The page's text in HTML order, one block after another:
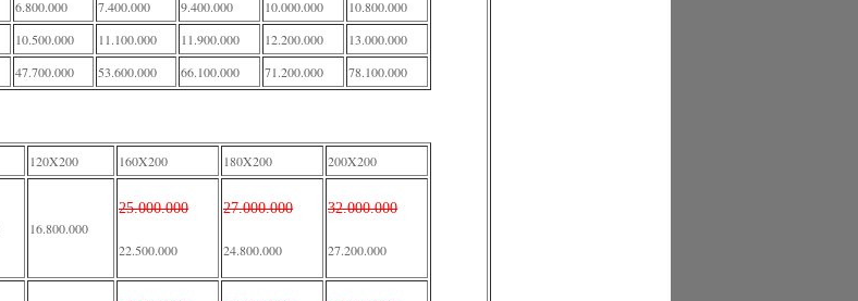
6.800.000 7.400.000 9.400.000 10.000.000
10.800.000
10.500.000 11.100.000 11.900.000 12.200.000
13.000.000
47.700.000 53.600.000 66.100.000 71.200.000 78.100.000
120X200 160X200 180X200 200X200
16.800.000
25.000.000
22.500.000
27.000.000
24.800.000
32.000.000
27.200.000